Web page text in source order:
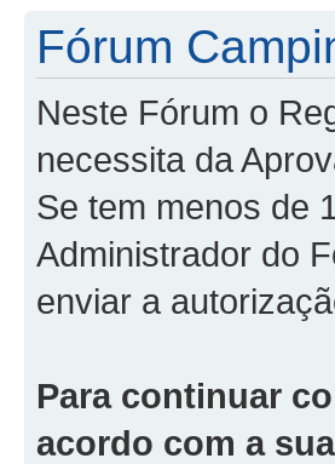
Fórum
Neste Fórum o
necessita da
Se tem menos de
Administrador do
enviar a
Para continuar
acordo com a